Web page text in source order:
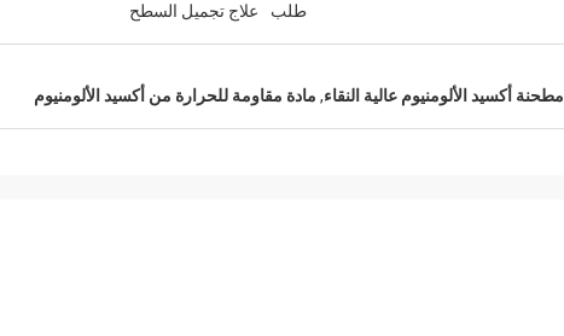
طلب علاج تجميل السطح
مطحنة أكسيد الألومنيوم عالية النقاء, مادة مقاومة للحرارة من أكسيد الألومنيوم